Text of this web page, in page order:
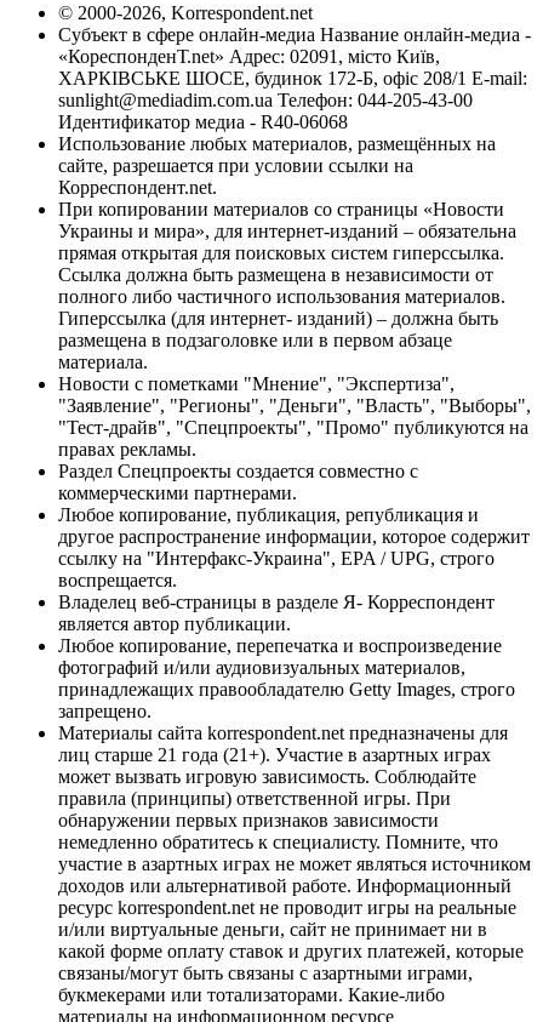
© 2000-2026, Korrespondent.net
Субъект в сфере онлайн-медиа Название онлайн-медиа -
«КореспонденТ.net» Адрес: 02091, місто Київ,
ХАРКІВСЬКЕ ШОСЕ, будинок 172-Б, офіс 208/1 E-mail:
sunlight@mediadim.com.ua Телефон: 044-205-43-00
Идентификатор медиа - R40-06068
Использование любых материалов, размещённых на
сайте, разрешается при условии ссылки на
Корреспондент.net.
При копировании материалов со страницы «Новости
Украины и мира», для интернет-изданий – обязательна
прямая открытая для поисковых систем гиперссылка.
Ссылка должна быть размещена в независимости от
полного либо частичного использования материалов.
Гиперссылка (для интернет- изданий) – должна быть
размещена в подзаголовке или в первом абзаце
материала.
Новости с пометками "Мнение", "Экспертиза",
"Заявление", "Регионы", "Деньги", "Власть", "Выборы",
"Тест-драйв", "Спецпроекты", "Промо" публикуются на
правах рекламы.
Раздел Спецпроекты создается совместно с
коммерческими партнерами.
Любое копирование, публикация, републикация и
другое распространение информации, которое содержит
ссылку на "Интерфакс-Украина", EPA / UPG, строго
воспрещается.
Владелец веб-страницы в разделе Я- Корреспондент
является автор публикации.
Любое копирование, перепечатка и воспроизведение
фотографий и/или аудиовизуальных материалов,
принадлежащих правообладателю Getty Images, строго
запрещено.
Материалы сайта korrespondent.net предназначены для
лиц старше 21 года (21+). Участие в азартных играх
может вызвать игровую зависимость. Соблюдайте
правила (принципы) ответственной игры. При
обнаружении первых признаков зависимости
немедленно обратитесь к специалисту. Помните, что
участие в азартных играх не может являться источником
доходов или альтернативой работе. Информационный
ресурс korrespondent.net не проводит игры на реальные
и/или виртуальные деньги, сайт не принимает ни в
какой форме оплату ставок и других платежей, которые
связаны/могут быть связаны с азартными играми,
букмекерами или тотализаторами. Какие-либо
материалы на информационном ресурсе